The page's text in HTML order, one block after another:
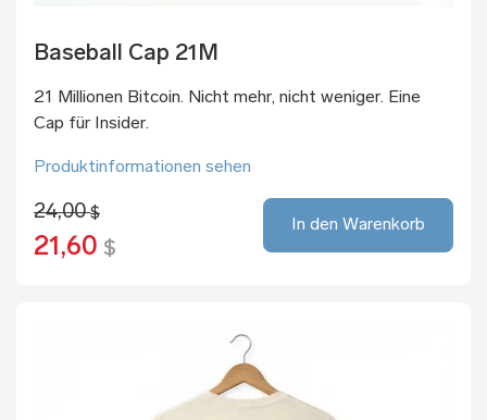
Baseball Cap 21M
21 Millionen Bitcoin. Nicht mehr, nicht weniger. Eine
Cap für Insider.
Produktinformationen sehen
24,00$
21,60 $
In den Warenkorb